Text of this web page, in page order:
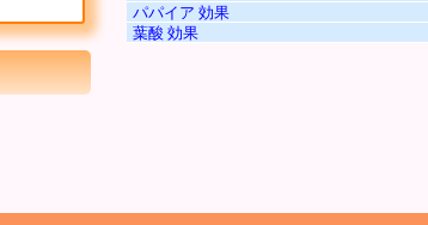
パパイア 効果
葉酸 効果